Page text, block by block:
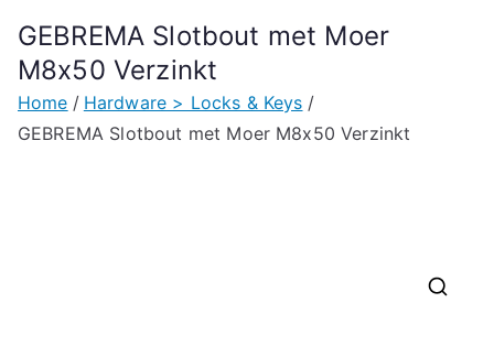
GEBREMA Slotbout met Moer
M8x50 Verzinkt
Home
Hardware > Locks & Keys
GEBREMA Slotbout met Moer M8x50 Verzinkt